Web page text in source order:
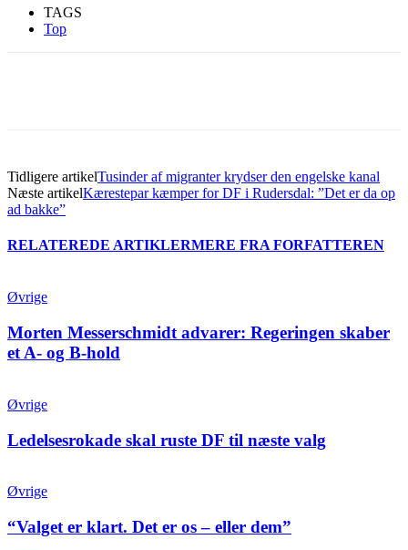
TAGS
Top
Tidligere artikelTusinder af migranter krydser den engelske kanal
Næste artikelKærestepar kæmper for DF i Rudersdal: ”Det er da op
ad bakke”
RELATEREDE ARTIKLERMERE FRA FORFATTEREN
Øvrige
Morten Messerschmidt advarer: Regeringen skaber
et A- og B-hold
Øvrige
Ledelsesrokade skal ruste DF til næste valg
Øvrige
“Valget er klart. Det er os – eller dem”